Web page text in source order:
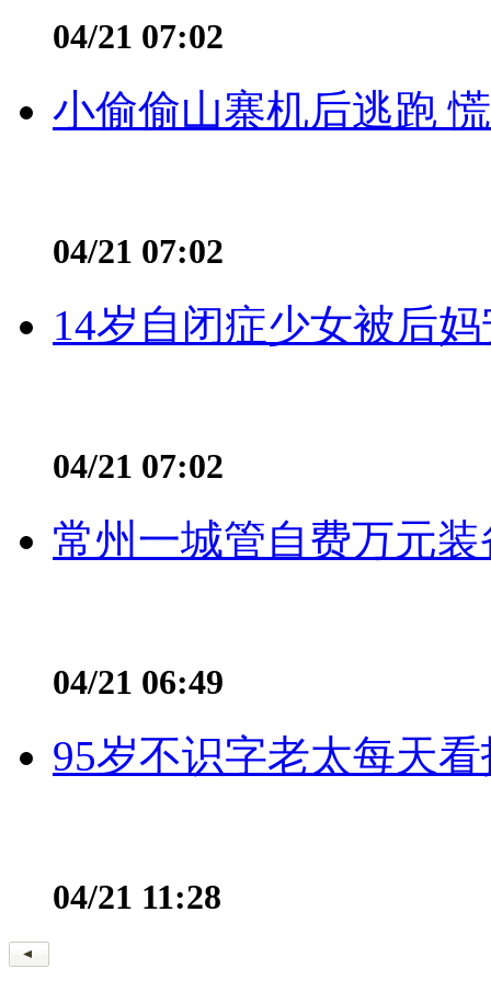
04/21 07:02
小偷偷山寨机后逃跑
04/21 07:02
14岁自闭症少女被后
04/21 07:02
常州一城管自费万元
04/21 06:49
95岁不识字老太每天
04/21 11:28